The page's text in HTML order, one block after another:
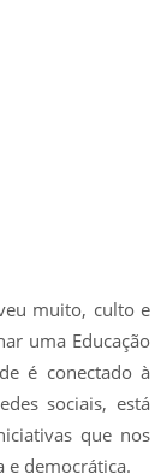
muito, culto e
uma Educação
é conectado à
sociais, está
que nos
e democrática.